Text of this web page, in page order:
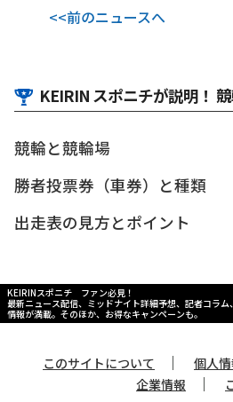
<<前のニュースへ
KEIRIN スポニチが説明！
競輪と競輪場
勝者投票券（車券）と種類
出走表の見方とポイント
KEIRINスポニチ ファン必見！
最新ニュース配信、ミッドナイト詳細予想、記者コラ
情報が満載。そのほか、お得なキャンペーンも。
このサイトについて ｜
個人
企業情報
｜